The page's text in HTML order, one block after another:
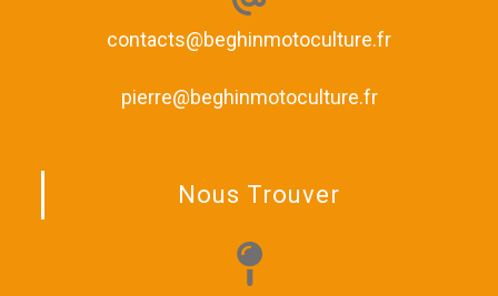
contacts@beghinmotoculture.fr
pierre@beghinmotoculture.fr
Nous Trouver